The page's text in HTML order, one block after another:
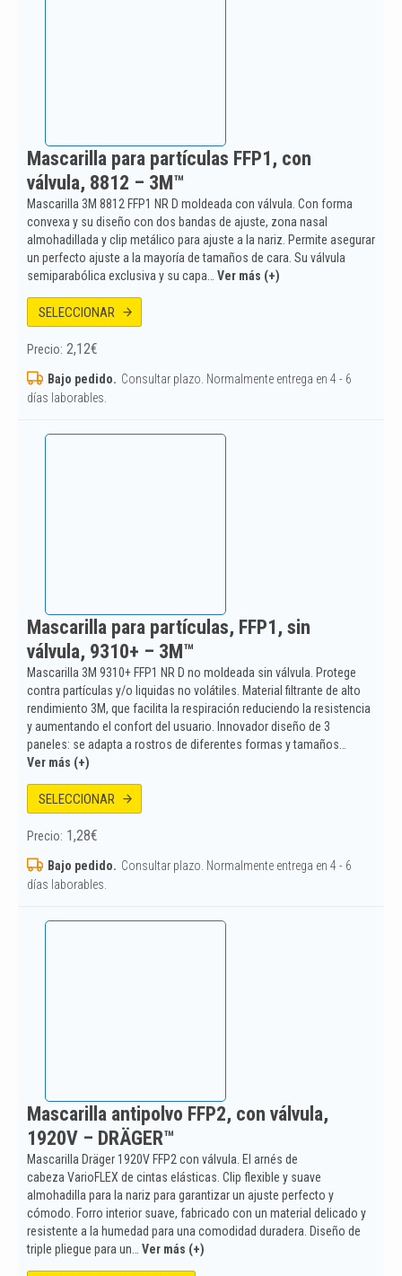
Mascarilla para partículas FFP1, con
válvula, 8812 – 3M™
Mascarilla 3M 8812 FFP1 NR D moldeada con válvula. Con forma
convexa y su diseño con dos bandas de ajuste, zona nasal
almohadillada y clip metálico para ajuste a la nariz. Permite asegurar
un perfecto ajuste a la mayoría de tamaños de cara. Su válvula
semiparabólica exclusiva y su capa… Ver más (+)
SELECCIONAR
Precio: 2,12€
Bajo pedido. Consultar plazo. Normalmente entrega en 4 - 6
días laborables.
Mascarilla para partículas, FFP1, sin
válvula, 9310+ – 3M™
Mascarilla 3M 9310+ FFP1 NR D no moldeada sin válvula. Protege
contra partículas y/o liquidas no volátiles. Material filtrante de alto
rendimiento 3M, que facilita la respiración reduciendo la resistencia
y aumentando el confort del usuario. Innovador diseño de 3
paneles: se adapta a rostros de diferentes formas y tamaños…
Ver más (+)
SELECCIONAR
Precio: 1,28€
Bajo pedido. Consultar plazo. Normalmente entrega en 4 - 6
días laborables.
Mascarilla antipolvo FFP2, con válvula,
1920V – DRÄGER™
Mascarilla Dräger 1920V FFP2 con válvula. El arnés de
cabeza VarioFLEX de cintas elásticas. Clip flexible y suave
almohadilla para la nariz para garantizar un ajuste perfecto y
cómodo. Forro interior suave, fabricado con un material delicado y
resistente a la humedad para una comodidad duradera. Diseño de
triple pliegue para un… Ver más (+)